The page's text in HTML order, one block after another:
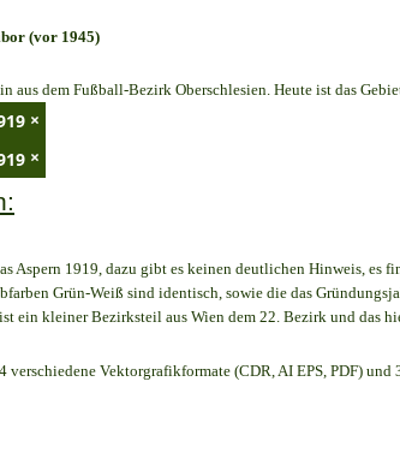
(vor 1945)
aus dem Fußball-Bezirk Oberschlesien. Heute ist das
×
×
Aspern 1919, dazu gibt es keinen deutlichen Hinweis, es
Grün-Weiß sind identisch, sowie die das
ein kleiner Bezirksteil aus Wien dem 22. Bezirk und das
Vektorgrafikformate (CDR, AI EPS, PDF) und